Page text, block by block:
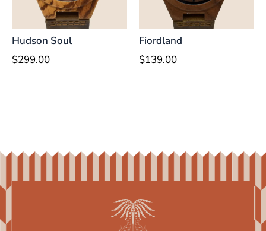
Hudson Soul
$299.00
Fiordland
$139.00